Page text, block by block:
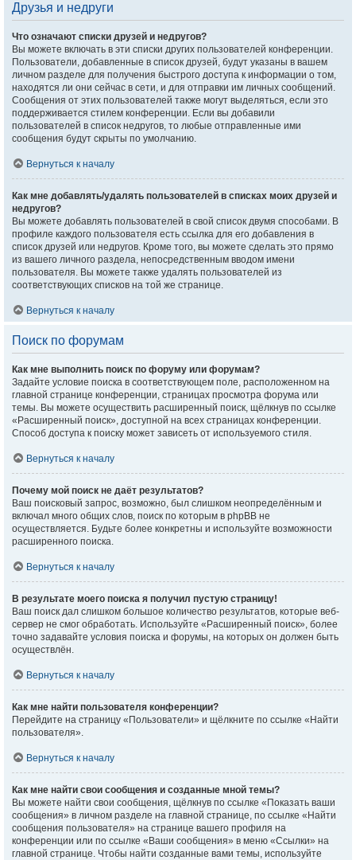
Друзья и недруги
Что означают списки друзей и недругов?
Вы можете включать в эти списки других пользователей конференции.
Пользователи, добавленные в список друзей, будут указаны в вашем
личном разделе для получения быстрого доступа к информации о том,
находятся ли они сейчас в сети, и для отправки им личных сообщений.
Сообщения от этих пользователей также могут выделяться, если это
поддерживается стилем конференции. Если вы добавили
пользователей в список недругов, то любые отправленные ими
сообщения будут скрыты по умолчанию.
Вернуться к началу
Как мне добавлять/удалять пользователей в списках моих друзей и
недругов?
Вы можете добавлять пользователей в свой список двумя способами. В
профиле каждого пользователя есть ссылка для его добавления в
список друзей или недругов. Кроме того, вы можете сделать это прямо
из вашего личного раздела, непосредственным вводом имени
пользователя. Вы можете также удалять пользователей из
соответствующих списков на той же странице.
Вернуться к началу
Поиск по форумам
Как мне выполнить поиск по форуму или форумам?
Задайте условие поиска в соответствующем поле, расположенном на
главной странице конференции, страницах просмотра форума или
темы. Вы можете осуществить расширенный поиск, щёлкнув по ссылке
«Расширенный поиск», доступной на всех страницах конференции.
Способ доступа к поиску может зависеть от используемого стиля.
Вернуться к началу
Почему мой поиск не даёт результатов?
Ваш поисковый запрос, возможно, был слишком неопределённым и
включал много общих слов, поиск по которым в phpBB не
осуществляется. Будьте более конкретны и используйте возможности
расширенного поиска.
Вернуться к началу
В результате моего поиска я получил пустую страницу!
Ваш поиск дал слишком большое количество результатов, которые веб-
сервер не смог обработать. Используйте «Расширенный поиск», более
точно задавайте условия поиска и форумы, на которых он должен быть
осуществлён.
Вернуться к началу
Как мне найти пользователя конференции?
Перейдите на страницу «Пользователи» и щёлкните по ссылке «Найти
пользователя».
Вернуться к началу
Как мне найти свои сообщения и созданные мной темы?
Вы можете найти свои сообщения, щёлкнув по ссылке «Показать ваши
сообщения» в личном разделе на главной странице, по ссылке «Найти
сообщения пользователя» на странице вашего профиля на
конференции или по ссылке «Ваши сообщения» в меню «Ссылки» на
главной странице. Чтобы найти созданные вами темы, используйте